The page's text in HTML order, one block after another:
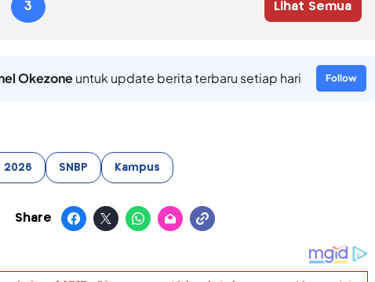
3 Lihat Semua
Okezoneuntuk update berita terbaru setiap hari Follow
2026 SNBP Kampus
Share